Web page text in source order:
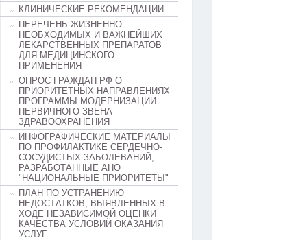
КЛИНИЧЕСКИЕ РЕКОМЕНДАЦИИ
ПЕРЕЧЕНЬ ЖИЗНЕННО
НЕОБХОДИМЫХ И ВАЖНЕЙШИХ
ЛЕКАРСТВЕННЫХ ПРЕПАРАТОВ
ДЛЯ МЕДИЦИНСКОГО
ПРИМЕНЕНИЯ
ОПРОС ГРАЖДАН РФ О
ПРИОРИТЕТНЫХ НАПРАВЛЕНИЯХ
ПРОГРАММЫ МОДЕРНИЗАЦИИ
ПЕРВИЧНОГО ЗВЕНА
ЗДРАВООХРАНЕНИЯ
ИНФОГРАФИЧЕСКИЕ МАТЕРИАЛЫ
ПО ПРОФИЛАКТИКЕ СЕРДЕЧНО-
СОСУДИСТЫХ ЗАБОЛЕВАНИЙ,
РАЗРАБОТАННЫЕ АНО
"НАЦИОНАЛЬНЫЕ ПРИОРИТЕТЫ"
ПЛАН ПО УСТРАНЕНИЮ
НЕДОСТАТКОВ, ВЫЯВЛЕННЫХ В
ХОДЕ НЕЗАВИСИМОЙ ОЦЕНКИ
КАЧЕСТВА УСЛОВИЙ ОКАЗАНИЯ
УСЛУГ